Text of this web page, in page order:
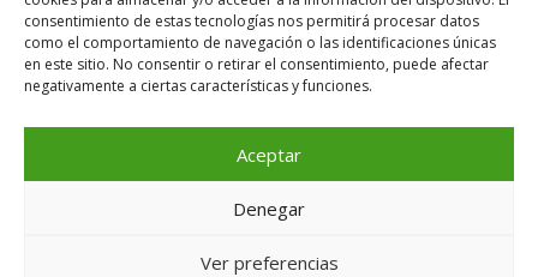
consentimiento de estas tecnologías nos permitirá procesar datos
como el comportamiento de navegación o las identificaciones únicas
en este sitio. No consentir o retirar el consentimiento, puede afectar
negativamente a ciertas características y funciones.
Aceptar
Denegar
Ver preferencias
exposicion@expocanal.es
Aviso Legal
Política de cookies